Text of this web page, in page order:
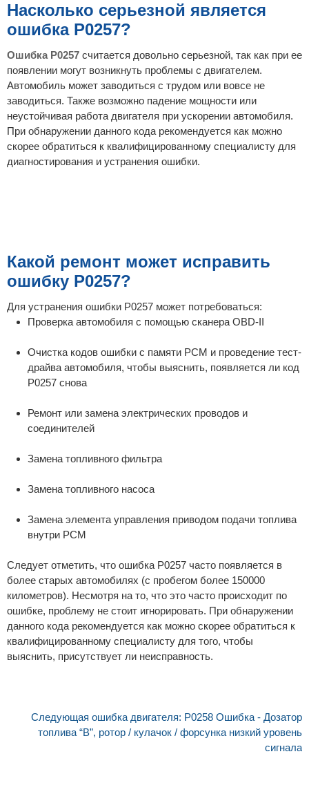
Насколько серьезной является
ошибка P0257?
Ошибка P0257 считается довольно серьезной, так как при ее
появлении могут возникнуть проблемы с двигателем.
Автомобиль может заводиться с трудом или вовсе не
заводиться. Также возможно падение мощности или
неустойчивая работа двигателя при ускорении автомобиля.
При обнаружении данного кода рекомендуется как можно
скорее обратиться к квалифицированному специалисту для
диагностирования и устранения ошибки.
Какой ремонт может исправить
ошибку P0257?
Для устранения ошибки P0257 может потребоваться:
Проверка автомобиля с помощью сканера OBD-II
Очистка кодов ошибки с памяти PCM и проведение тест-
драйва автомобиля, чтобы выяснить, появляется ли код
P0257 снова
Ремонт или замена электрических проводов и
соединителей
Замена топливного фильтра
Замена топливного насоса
Замена элемента управления приводом подачи топлива
внутри РСМ
Следует отметить, что ошибка P0257 часто появляется в
более старых автомобилях (с пробегом более 150000
километров). Несмотря на то, что это часто происходит по
ошибке, проблему не стоит игнорировать. При обнаружении
данного кода рекомендуется как можно скорее обратиться к
квалифицированному специалисту для того, чтобы
выяснить, присутствует ли неисправность.
Следующая ошибка двигателя: P0258 Ошибка - Дозатор
топлива “B”, ротор / кулачок / форсунка низкий уровень
сигнала